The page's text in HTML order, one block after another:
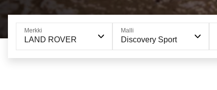
Merkki
LAND ROVER
Malli
Discovery Sport